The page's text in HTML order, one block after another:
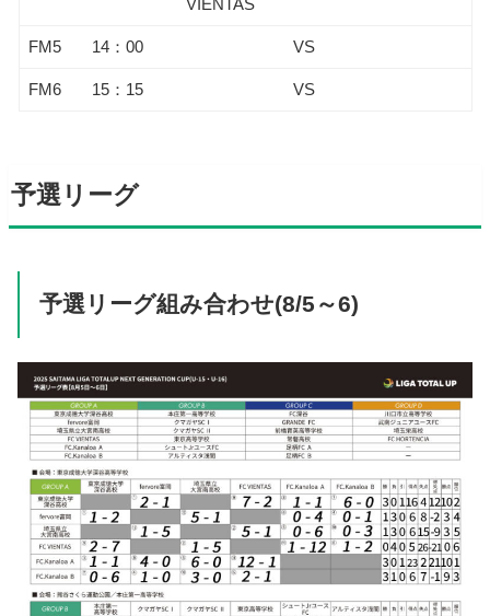
VIENTAS
FM5 14：00 VS
FM6 15：15 VS
予選リーグ
予選リーグ組み合わせ(8/5～6)